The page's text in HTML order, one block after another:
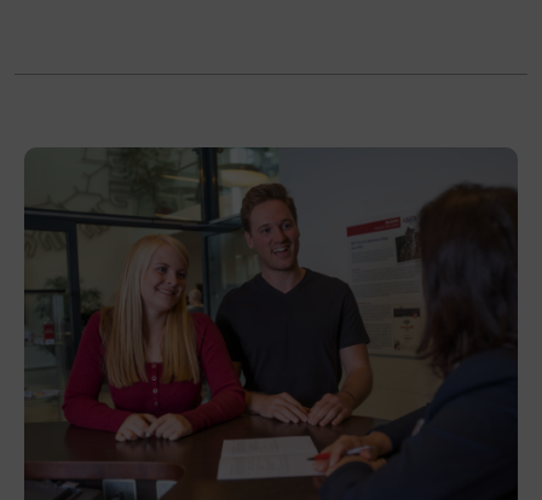
Abschluss
Veranstaltungsort
BFI Tirol Bildungszentrum
Ing.-Etzel-Straße 7
6020 Innsbruck
Förderhinweis
Alle Informationen rund um die AK
Zukunftsaktie sind unter der kostenlosen AK
Hotline +43 800 225522 1515 erhältlich.
Sichern Sie sich Ihre Zukunftsaktie für Ihre